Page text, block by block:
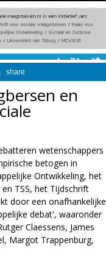
share
en
wetenschappers
betogen in
Ontwikkeling, het
TSS, het Tijdschrift
door een onafhankelijke
debat', waaronder
Claessens, James
Margot Trappenburg,